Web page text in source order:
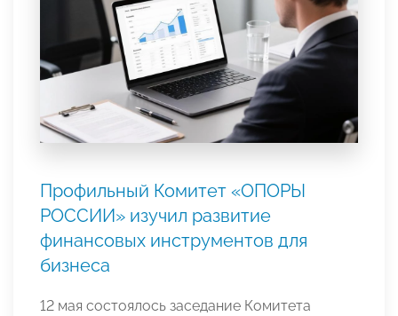
Профильный Комитет «ОПОРЫ
РОССИИ» изучил развитие
финансовых инструментов для
бизнеса
12 мая состоялось заседание Комитета